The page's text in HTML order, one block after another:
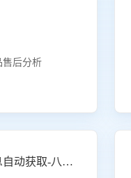
售后分析
抖音小店商品评价信息自动获取-八爪鱼